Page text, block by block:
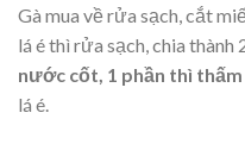
Gà mua về rửa sạch, cắt
lá é thì rửa sạch, chia thành
nước cốt, 1 phần thì
lá é.